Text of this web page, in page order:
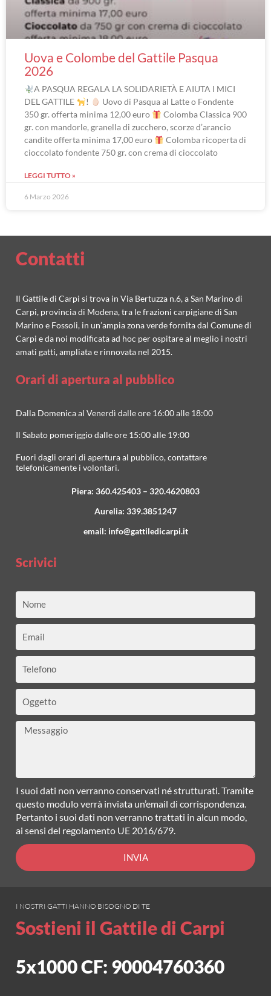
Uova e Colombe del Gattile Pasqua
2026
A PASQUA REGALA LA SOLIDARIETÀ E AIUTA I MICI
DEL GATTILE
!
Uovo di Pasqua al Latte o Fondente
350 gr. offerta minima 12,00 euro
Colomba Classica 900
gr. con mandorle, granella di zucchero, scorze d’arancio
candite offerta minima 17,00 euro
Colomba ricoperta di
cioccolato fondente 750 gr. con crema di cioccolato
LEGGI TUTTO »
6 Marzo 2026
Contatti
Il Gattile di Carpi si trova in Via Bertuzza n.6, a San Marino di
Carpi, provincia di Modena, tra le frazioni carpigiane di San
Marino e Fossoli, in un’ampia zona verde fornita dal Comune di
Carpi e da noi modificata ad hoc per ospitare al meglio i nostri
amati gatti, ampliata e rinnovata nel 2015.
Orari di apertura al pubblico
Dalla Domenica al Venerdì dalle ore 16:00 alle 18:00
Il Sabato pomeriggio dalle ore 15:00 alle 19:00
Fuori dagli orari di apertura al pubblico, contattare
telefonicamente i volontari.
Piera: 360.425403 – 320.4620803
Aurelia: 339.3851247
email: info@gattiledicarpi.it
Scrivici
Messaggio
I suoi dati non verranno conservati né strutturati. Tramite
questo modulo verrà inviata un’email di corrispondenza.
Pertanto i suoi dati non verranno trattati in alcun modo,
ai sensi del regolamento UE 2016/679.
INVIA
I NOSTRI GATTI HANNO BISOGNO DI TE
Sostieni il Gattile di Carpi
5x1000 CF: 90004760360